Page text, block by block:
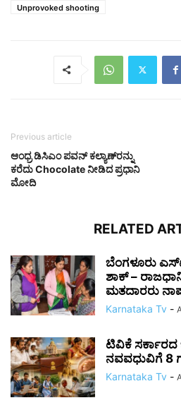
Unprovoked shooting
Previous article
ಆಂಧ್ರ ಡಿಸಿಎಂ ಪವನ್ ಕಲ್ಯಾಣ್‌ರನ್ನು
ಕರೆದು Chocolate ನೀಡಿದ ಪ್ರಧಾನಿ
ಮೋದಿ
RELATED
ಬೆಂಗಳೂರು
ಶಾಕ್ –
ಮತದಾರರು
Karnataka Tv -
ಟಿವಿಕೆ
ನವವಧುವಿಗೆ 8
Karnataka Tv -